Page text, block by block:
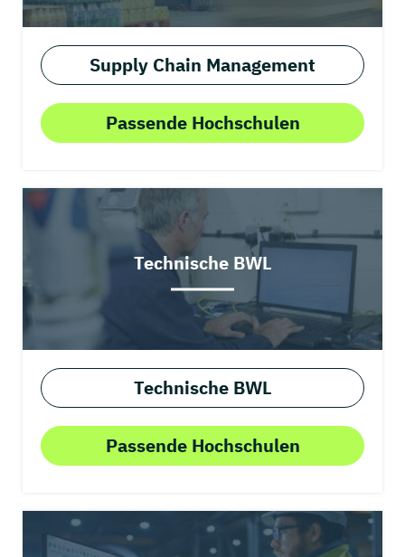
Supply Chain Management
Passende Hochschulen
Technische BWL
Technische BWL
Passende Hochschulen